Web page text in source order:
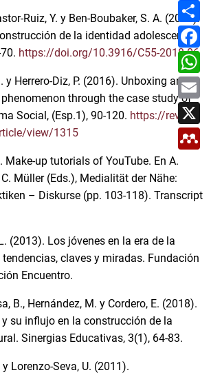
l
e
Ruiz, Y. y Ben-Boubaker, S. A. (2018).
de la identidad adolescente.
https://doi.org/10.3916/C55-2018-06
y Herrero-Diz, P. (2016). Unboxing and
through the case study of
Social, (Esp.1), 90-120. https://revista
view/1315
Make-up tutorials of YouTube. En A.
Müller (Eds.), Medialität der Nähe:
– Diskurse (pp. 103-118). Transcript
(2013). Los jóvenes en la era de la
claves y miradas. Fundación
Encuentro.
B., Hernández, M. y Cordero, E. (2018).
su influjo en la construcción de la
Sinergias Educativas, 3(1), 64-83.
Lorenzo-Seva, U. (2011).